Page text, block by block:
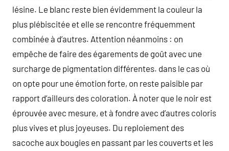
lésine. Le blanc reste bien évidemment la couleur la
plus plébiscitée et elle se rencontre fréquemment
combinée à d’autres. Attention néanmoins : on
empêche de faire des égarements de goût avec une
surcharge de pigmentation différentes. dans le cas où
on opte pour une émotion forte, on reste paisible par
rapport d’ailleurs des coloration. À noter que le noir est
éprouvée avec mesure, et à fondre avec d’autres coloris
plus vives et plus joyeuses. Du reploiement des
sacoche aux bougies en passant par les couverts et les